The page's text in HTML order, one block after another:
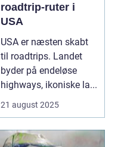
roadtrip-ruter i
USA
USA er næsten skabt
til roadtrips. Landet
byder på endeløse
highways, ikoniske la...
21 august 2025